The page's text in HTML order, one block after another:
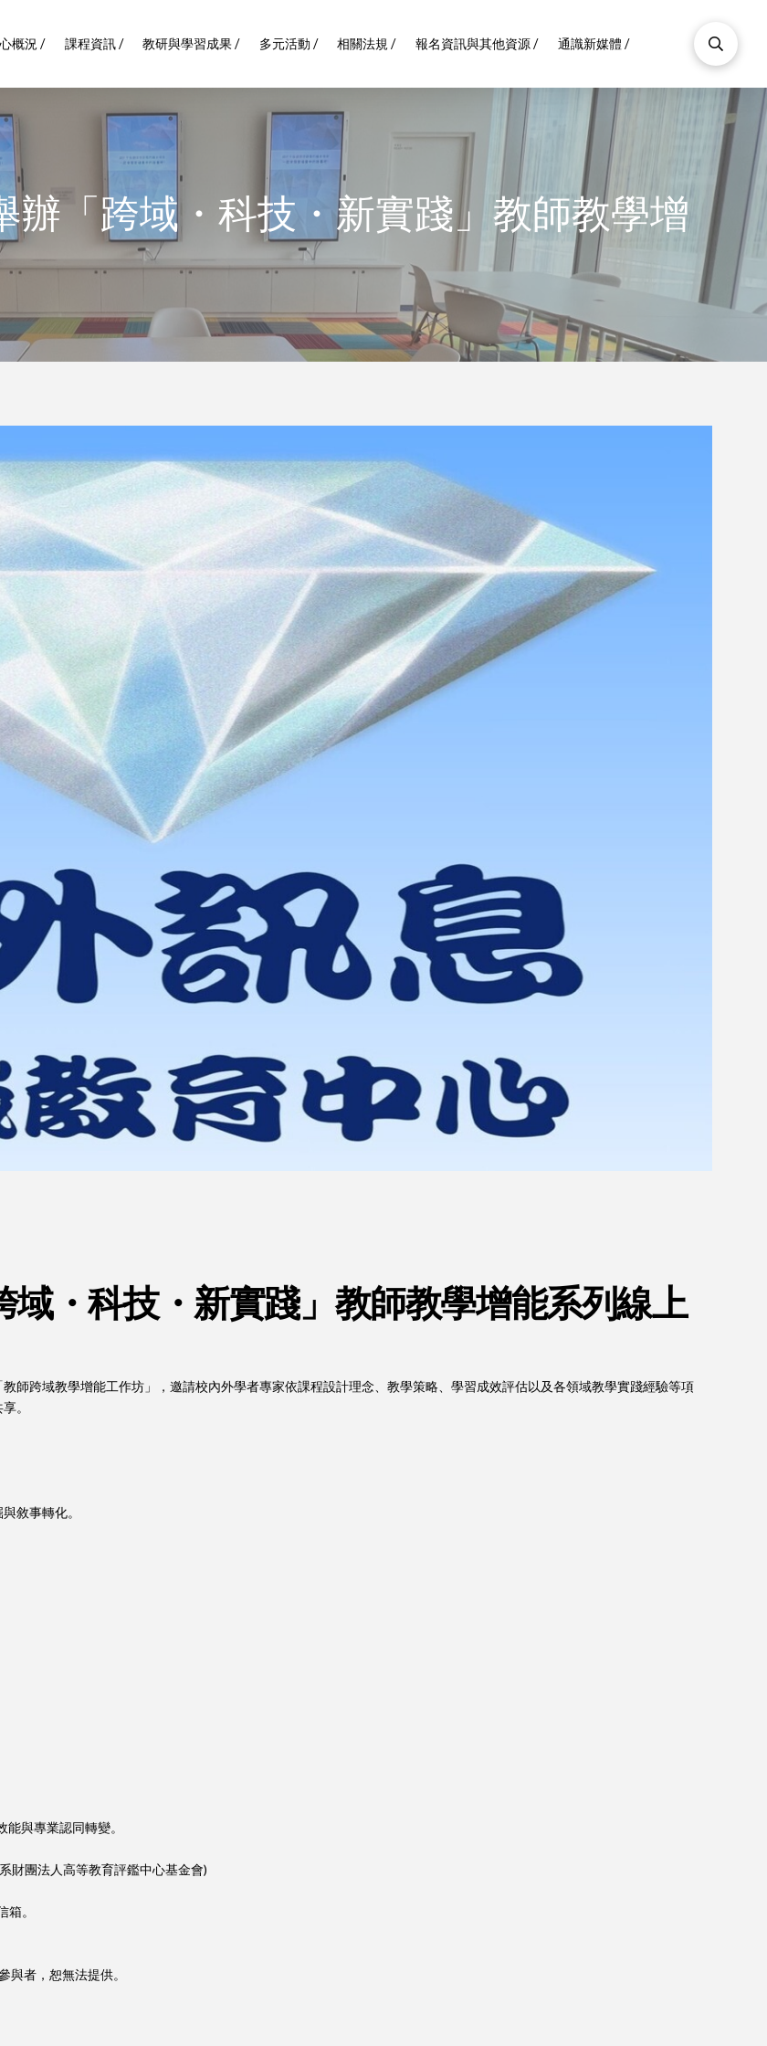
概況 / 課程資訊 / 教研與學習成果 / 多元活動 / 相關法規 / 報名資訊與其他資源 / 通識新媒體 /
辦「跨域・科技・新實踐」教師教學增
域・科技・新實踐」教師教學增能系列線上
師跨域教學增能工作坊」，邀請校內外學者專家依課程設計理念、教學策略、學習成效評估以及各領域教學實踐經驗等項
。
敘事轉化。
與專業認同轉變。
財團法人高等教育評鑑中心基金會)
。
者，恕無法提供。